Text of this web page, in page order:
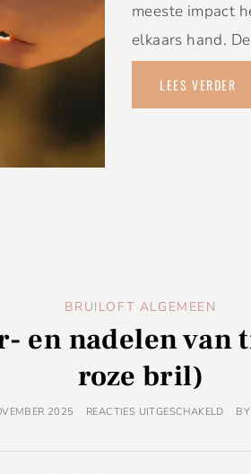
meeste impact
elkaars hand.
LEES VERDER
BRUILOFT ALGEMEEN
en nadelen van
roze bril)
2025 REACTIES UITGESCHAKELD BY